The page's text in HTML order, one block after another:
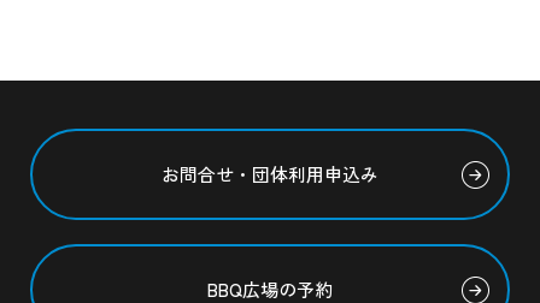
お問合せ・団体利用申込み
BBQ広場の予約